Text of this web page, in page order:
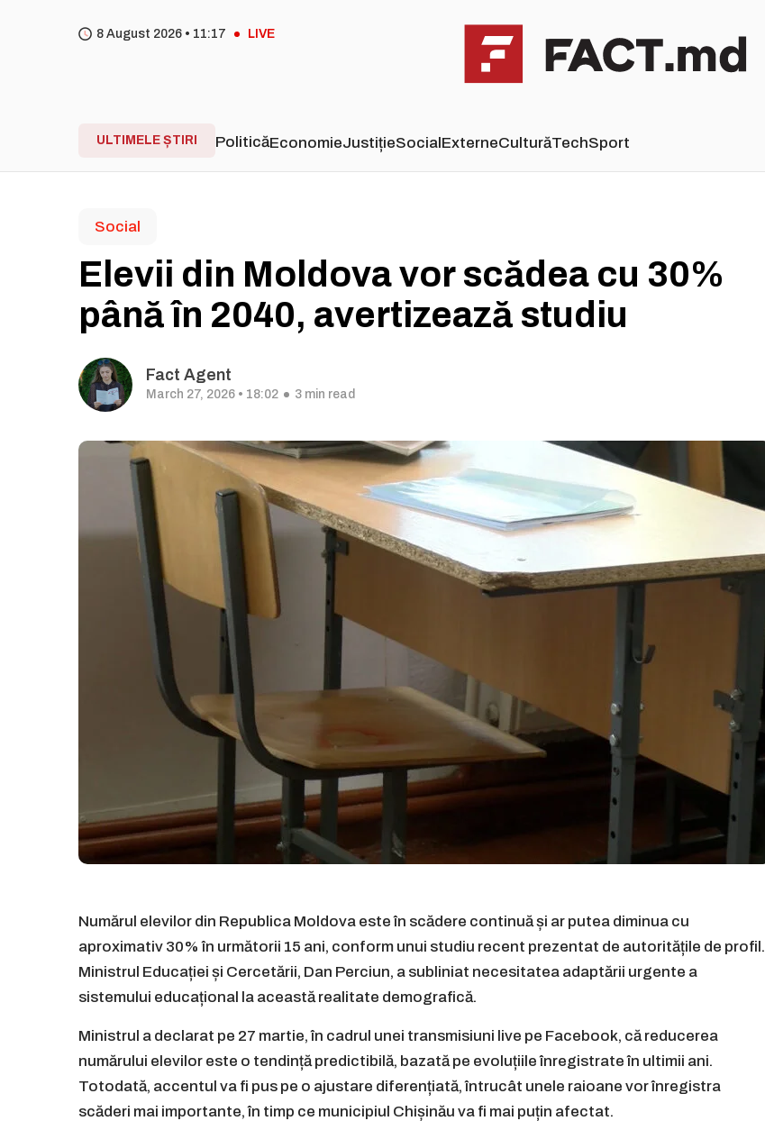
8 August 2026 • 11 17 LIVE
ULTIMELE ȘTIRI PoliticăEconomieJustițieSocialExterneCulturăTechSport
Social
Elevii din Moldova vor scădea cu 30%
până în 2040, avertizează studiu
Fact Agent
March 27, 2026 • 18:02 3 min read
Numărul elevilor din Republica Moldova este în scădere continuă și ar putea diminua cu
aproximativ 30% în următorii 15 ani, conform unui studiu recent prezentat de autoritățile de profil.
Ministrul Educației și Cercetării, Dan Perciun, a subliniat necesitatea adaptării urgente a
sistemului educațional la această realitate demografică.
Ministrul a declarat pe 27 martie, în cadrul unei transmisiuni live pe Facebook, că reducerea
numărului elevilor este o tendință predictibilă, bazată pe evoluțiile înregistrate în ultimii ani.
Totodată, accentul va fi pus pe o ajustare diferențiată, întrucât unele raioane vor înregistra
scăderi mai importante, în timp ce municipiul Chișinău va fi mai puțin afectat.